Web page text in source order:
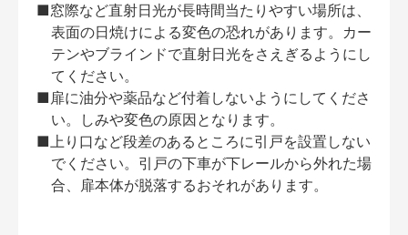
■窓際など直射日光が長時間当たりやすい場所は、
表面の日焼けによる変色の恐れがあります。カー
テンやブラインドで直射日光をさえぎるようにし
てください。
■扉に油分や薬品など付着しないようにしてくださ
い。しみや変色の原因となります。
■上り口など段差のあるところに引戸を設置しない
でください。引戸の下車が下レールから外れた場
合、扉本体が脱落するおそれがあります。